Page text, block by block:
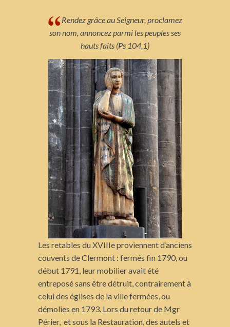
Rendez grâce au Seigneur, proclamez
son nom, annoncez parmi les peuples ses
hauts faits (Ps 104,1)
Les retables du XVIIIe proviennent d’anciens
couvents de Clermont : fermés fin 1790, ou
début 1791, leur mobilier avait été
entreposé sans être détruit, contrairement à
celui des églises de la ville fermées, ou
démolies en 1793. Lors du retour de Mgr
Périer, et sous la Restauration, des autels et